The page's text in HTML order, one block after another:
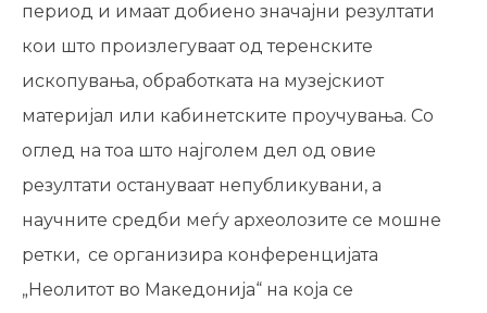
период и имаат добиено значајни резултати
кои што произлегуваат од теренските
ископувања, обработката на музејскиот
материјал или кабинетските проучувања. Со
оглед на тоа што најголем дел од овие
резултати остануваат непубликувани, а
научните средби меѓу археолозите се мошне
ретки, се организира конференцијата
„Неолитот во Македонија“ на која се